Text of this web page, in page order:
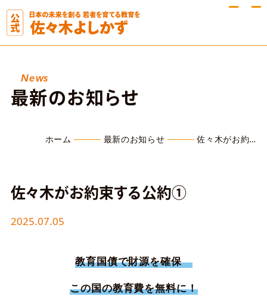
News
最新のお知らせ
ホーム 最新のお知らせ 佐々木がお約…
佐々木がお約束する公約①
2025.07.05
教育国債で財源を確保
この国の教育費を無料に！